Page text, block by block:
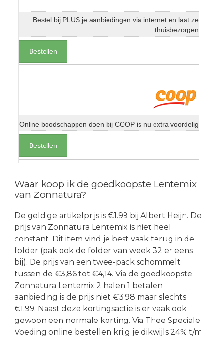
Bestel bij PLUS je aanbiedingen via internet en laat ze
thuisbezorgen
Bestellen
Online boodschappen doen bij COOP is nu extra voordelig
Bestellen
Waar koop ik de goedkoopste Lentemix
van Zonnatura?
De geldige artikelprijs is €1.99 bij Albert Heijn. De
prijs van Zonnatura Lentemix is niet heel
constant. Dit item vind je best vaak terug in de
folder (pak ook de folder van week 32 er eens
bij). De prijs van een twee-pack schommelt
tussen de €3,86 tot €4,14. Via de goedkoopste
Zonnatura Lentemix 2 halen 1 betalen
aanbieding is de prijs niet €3.98 maar slechts
€1.99. Naast deze kortingsactie is er vaak ook
gewoon een normale korting. Via Thee Speciale
Voeding online bestellen krijg je dikwijls 24% t/m